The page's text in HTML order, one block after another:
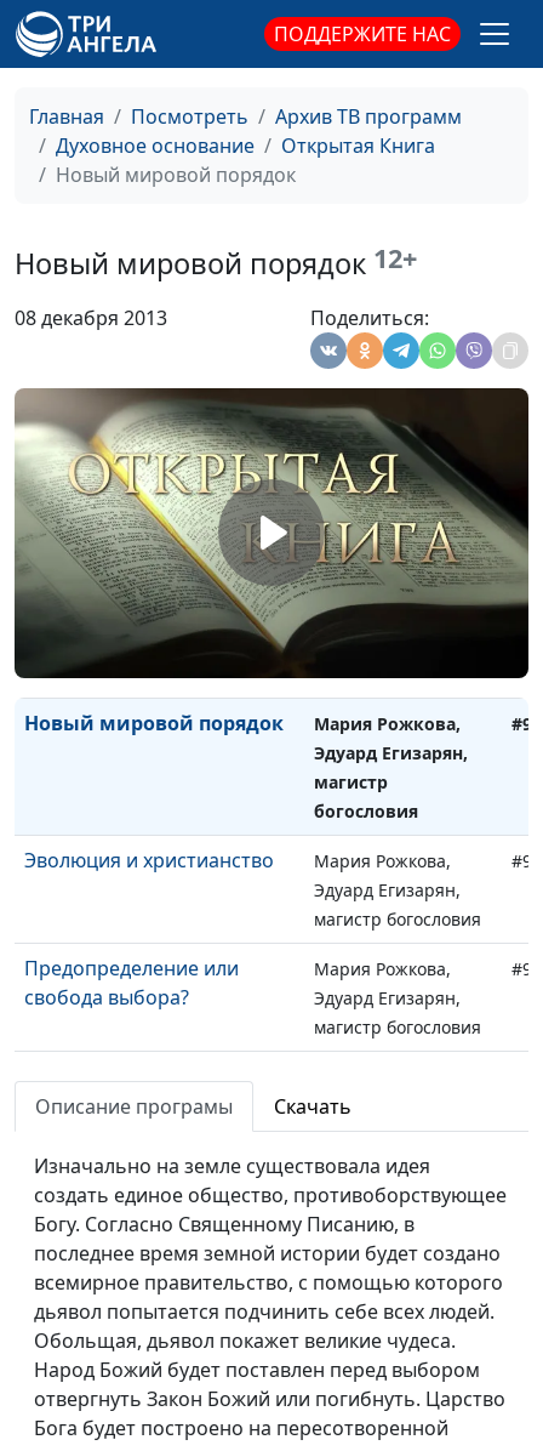
ПОДДЕРЖИТЕ НАС
Главная Посмотреть
Архив ТВ программ
Духовное основание
Открытая Книга
Новый мировой порядок
Новый мировой порядок 12+
08 декабря 2013 Поделиться:
священнослужитель
Крещение
Юлия Синицына,
Алексей Гусев,
священнослужитель
Стоит ли супругам
Три секрета спасения
Алексей Гусев,
священнослужитель
Предназначение
христианина
Алексей Гусев,
священнослужитель
Забытая заповедь
Юлия Синицына,
Алексей Гусев,
священнослужитель
Ошибка христианина
Юлия Синицына,
Алексей Гусев,
священнослужитель
Новый мировой порядок
Мария Рожкова,
Эдуард Егизарян,
магистр
богословия
Эволюция и христианство
Мария Рожкова,
Эдуард Егизарян,
магистр богословия
Предопределение или
свобода выбора?
Мария Рожкова,
Эдуард Егизарян,
магистр богословия
Какую церковь выбирать
Эдуард Егизарян,
магистр богословия
Что Христос делает
сегодня?
Мария Рожкова,
Эдуард Егизарян,
магистр богословия
Гнев Божий
Мария Рожкова,
Эдуард Егизарян,
магистр богословия
Какими мы будем в
вечности
Мария Рожкова,
Эдуард Егизарян,
Описание програмы Скачать
Изначально на земле существовала идея
создать единое общество, противоборствующее
Богу. Согласно Священному Писанию, в
последнее время земной истории будет создано
всемирное правительство, с помощью которого
дьявол попытается подчинить себе всех людей.
Обольщая, дьявол покажет великие чудеса.
Народ Божий будет поставлен перед выбором
отвергнуть Закон Божий или погибнуть. Царство
Бога будет построено на пересотворенной